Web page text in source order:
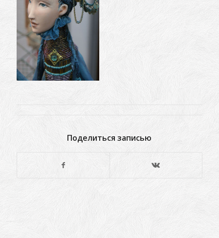
Поделиться записью